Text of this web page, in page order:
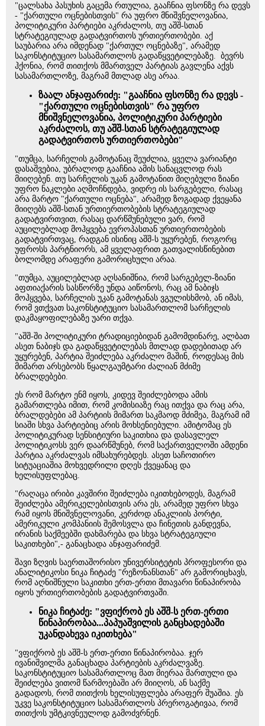
"ცალსახა პასუხის გაცემა რთულია, გააჩნია ფსონზე რა დევს
- "ქართული ოცნებისთვის" რა უფრო მნიშვნელოვანია,
პოლიტიკური პარტიები აკრძალოს, თუ აშშ-სთან
სტრატეგიულად გადატვირთოს ურთიერთობები. აქ
საუბარია არა იმდენად "ქართულ ოცნებაზე", არამედ
საკონსტიტუციო სასამართლოს გადაწყვეტილებაზე. ბევრს
ჰქონია, რომ თითქოს მმართველ პარტიას გავლენა აქვს
სასამართლოზე, მაგრამ მთლად ასე არაა.
ზაალ ანჯაფარიძე: "გააჩნია ფსონზე რა დევს -
"ქართული ოცნებისთვის" რა უფრო
მნიშვნელოვანია, პოლიტიკური პარტიები
აკრძალოს, თუ აშშ-სთან სტრატეგიულად
გადატვირთოს ურთიერთობები"
"თუმცა, სარჩელის გამოტანაც შეუძლია, ყველა ვარიანტი
დასაშვებია, უბრალოდ გააჩნია ამის სანაცვლოდ რას
მიიღებენ. თუ სარჩელის უკან გამოტანით მიღებული ზიანი
უფრო ნაკლები აღმოჩნდება, ვიდრე ის სარგებელი, რასაც
არა მარტო "ქართული ოცნება", არამედ ზოგადად ქვეყანა
მიიღებს აშშ-სთან ურთიერთობების სტრატეგიულად
გადატვირთვით, რასაც დარწმუნებული ვარ, რომ
აუცილებლად მოჰყვება ევროპასთან ურთიერთობების
გადატვირთვაც, რადგან ისინიც აშშ-ს უყურებენ, როგორც
უფროსს პარტნიორს, ამ ყველაფრით გათვალისწინებით
ბოლომდე არაფერი გამორიცხული არაა.
"თუმცა, აუცილებლად აღსანიშნია, რომ სარგებელ-ზიანი
აფთიაქარის სასწორზე უნდა აიწონოს, რაც ამ ნაბიჯს
მოჰყვება, სარჩელის უკან გამოტანას ვგულისხმობ, ან იმას,
რომ ვთქვათ საკონსტიტუციო სასამართლომ სარჩელის
დაკმაყოფილებაზე უარი თქვა.
"აშშ-ში პოლიტიკური ტრადიციებიდან გამომდინარე, ალბათ
ასეთ ნაბიჯს და გადაწყვეტილებას მთლად დადებითად არ
უყურებენ, პარტია შეიძლება აკრძალო მაშინ, როდესაც მის
მიმართ არსებობს წყალგაუმტარი ძალიან მძიმე
ბრალდებები.
ეს რომ მარტო ენმ იყოს, კიდევ შეიძლებოდა ამის
გამართლება იმით, რომ კომისიაზე რაც ითქვა და რაც არა,
ბრალდებები ამ პარტიის მიმართ საკმაოდ მძიმეა, მაგრამ იმ
სიაში სხვა პარტიებიც არის მოხსენიებული. ამიტომაც ეს
პოლიტიკურად სენსიტიური საკითხია და დასავლელ
პოლიტიკოსს ვერ დაარწმუნებ, რომ საქართველოში ამდენი
პარტია აკრძალვას იმსახურებდეს. ასეთ საჩოთირო
სიტუაციაშია მოხვედრილი დღეს ქვეყანაც და
ხელისუფლებაც.
"რაღაცა ირიბი კავშირი შეიძლება იკითხებოდეს, მაგრამ
შეიძლება ამერიკელებისთვის არა ეს, არამედ უფრო სხვა
რამ იყოს მნიშვნელოვანი, კერძოდ ანაკლიის პორტი,
ამერიკული კომპანიის შემოსვლა და ჩინეთის განდევნა,
ირანის საქმეებში დახმარება და სხვა სტრატეგიული
საკითხები",- განაცხადა ანჯაფარიძემ.
შავი ზღვის საერთაშორისო უნივერსიტეტის პროფესორი და
ანალიტიკოსი ნიკა ჩიტაძე "რეზონანსთან" არ გამორიცხავს,
რომ აღნიშნული საკითხი ერთ-ერთი მთავარი წინაპირობა
იყოს ურთიერთობების გადატვირთვაში.
ნიკა ჩიტაძე: "ვფიქრობ ეს აშშ-ს ერთ-ერთი
წინაპირობაა...პაპუაშვილის განცხადებაში
უკანდახევა იკითხება"
"ვფიქრობ ეს აშშ-ს ერთ-ერთი წინაპირობაა. ჯერ
ივანიშვილმა განაცხადა პარტიების აკრძალვაზე.
საკონსტიტუციო სასამართლოც მათ მიერაა მართული და
შეიძლება ვითომ წარმოებაში არ მიიღოს, ან საქმე
გადადოს, რომ თითქოს ხელისუფლება არაფერ შუაშია. ეს
უკვე საკონსტიტუციო სასამართლოს პრეროგატივაა, რომ
თითქოს უმტკივნეულოდ გამოძვრნენ.